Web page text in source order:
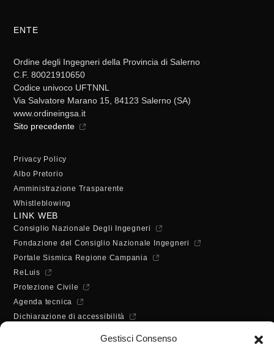
Gestisci Consenso
ENTE
Ordine degli Ingegneri della Provincia di Salerno
C.F. 80021910650
Codice univoco UFTNNL
Via Salvatore Marano 15, 84123 Salerno (SA)
www.ordineingsa.it
Sito precedente
Privacy Policy
Albo Pretorio
Amministrazione Trasparente
Whistleblowing
LINK WEB
Consiglio Nazionale Degli Ingegneri
Fondazione del Consiglio Nazionale Ingegneri
Portale Sismica Regione Campania
ReLuis
Protezione Civile
Agenda tecnica
Dichiarazione di accessibilità
Lunedì - Mercoledì - Venerdì: